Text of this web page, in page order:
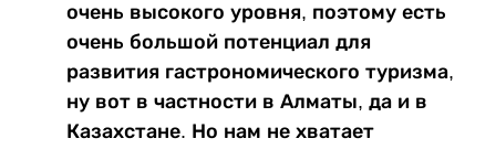
очень высокого уровня, поэтому есть
очень большой потенциал для
развития гастрономического туризма,
ну вот в частности в Алматы, да и в
Казахстане. Но нам не хватает